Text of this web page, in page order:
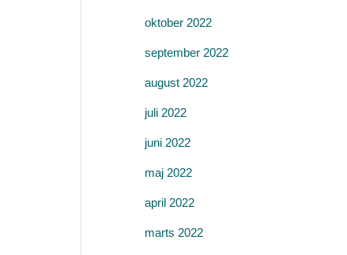
oktober 2022
september 2022
august 2022
juli 2022
juni 2022
maj 2022
april 2022
marts 2022